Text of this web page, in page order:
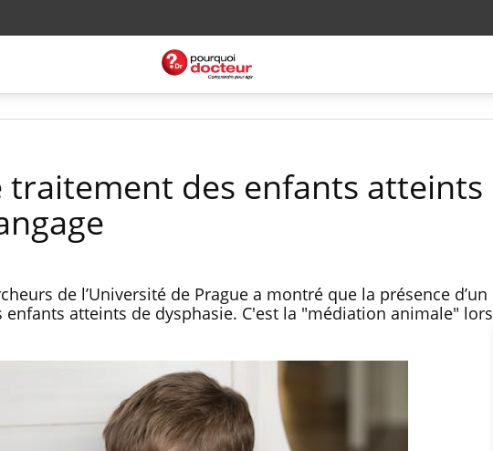
traitement des enfants atteints
de l’Université de Prague a montré que la présence d’un
atteints de dysphasie. C'est la "médiation animale" lors